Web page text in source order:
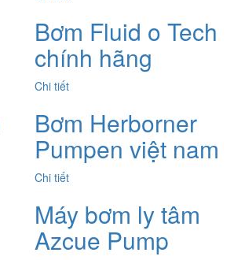
Bơm Fluid o Tech
chính hãng
Chi tiết
Bơm Herborner
Pumpen việt nam
Chi tiết
Máy bơm ly tâm
Azcue Pump